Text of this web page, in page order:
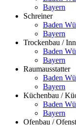
Bayern
Schreiner
Baden
Bayern
Trockenbau /
Baden
Bayern
Raumausstatter
Baden
Bayern
Küchenbau /
Baden
Bayern
Ofenbau /